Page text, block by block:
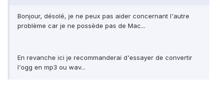
Bonjour, désolé, je ne peux pas aider concernant l'autre
problème car je ne possède pas de Mac...
En revanche ici je recommanderai d'essayer de convertir
l'ogg en mp3 ou wav...